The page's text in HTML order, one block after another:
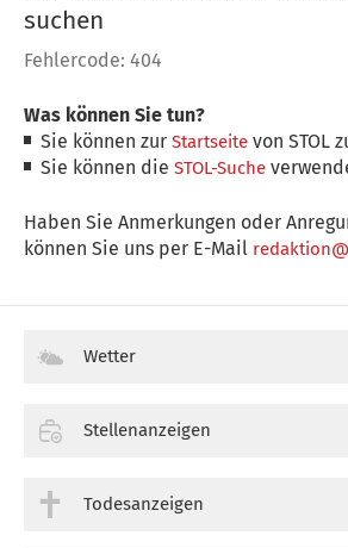
suchen
Fehlercode: 404
Was können Sie tun?
Sie können zurStartseite von STOL
Sie können dieSTOL-Suche
Haben Sie Anmerkungen oder
können Sie uns per E-Mail
Wetter
Stellenanzeigen
Todesanzeigen